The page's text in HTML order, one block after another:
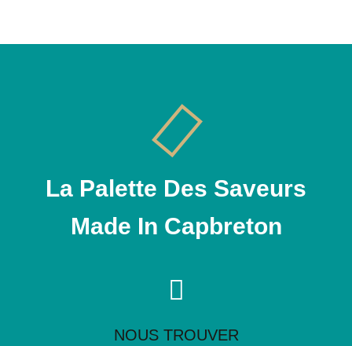
La Palette Des Saveurs
Made In Capbreton
NOUS TROUVER